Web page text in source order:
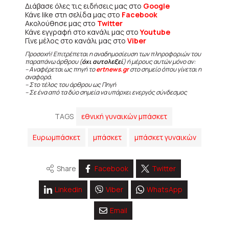
Διάβασε όλες τις ειδήσεις μας στο Google
Κάνε like στη σελίδα μας στο Facebook
Ακολούθησε μας στο Twitter
Κάνε εγγραφή στο κανάλι μας στοYoutube
Γίνε μέλος στο κανάλι μας στο Viber
Προσοχή! Επιτρέπεται η αναδημοσίευση των πληροφοριών του
παραπάνω άρθρου (όχι αυτολεξεί) ή μέρους αυτών μόνο αν:
– Αναφέρεται ως πηγή τοertnews.grστο σημείο όπου γίνεται η
αναφορά.
– Στο τέλος του άρθρου ως Πηγή
– Σε ένα από τα δύο σημεία να υπάρχει ενεργός σύνδεσμος
TAGS εθνική γυναικών μπάσκετ
Ευρωμπάσκετ μπάσκετ μπάσκετ γυναικών
Share Facebook Twitter
Linkedin Viber WhatsApp
Email